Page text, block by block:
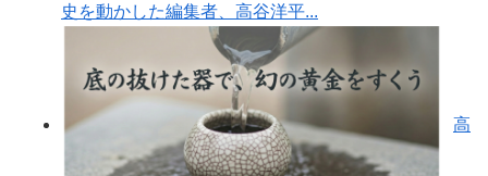
史を動かした編集者、高谷洋平...
高